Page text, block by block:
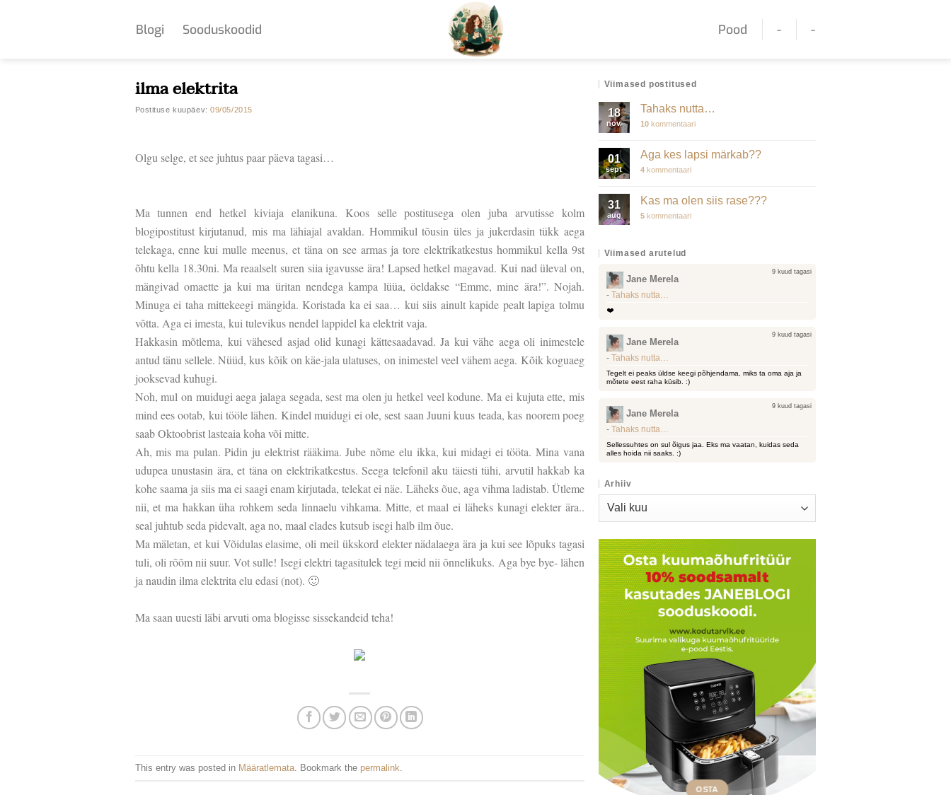
Blogi Sooduskoodid Pood - -
ilma elektrita
Postituse kuupäev:09/05/2015
Olgu selge, et see juhtus paar päeva tagasi…
Ma tunnen end hetkel kiviaja elanikuna. Koos selle postitusega olen juba arvutisse kolm
blogipostitust kirjutanud, mis ma lähiajal avaldan. Hommikul tõusin üles ja jukerdasin tükk aega
telekaga, enne kui mulle meenus, et täna on see armas ja tore elektrikatkestus hommikul kella 9st
õhtu kella 18.30ni. Ma reaalselt suren siia igavusse ära! Lapsed hetkel magavad. Kui nad üleval on,
mängivad omaette ja kui ma üritan nendega kampa lüüa, öeldakse “Emme, mine ära!”. Nojah.
Minuga ei taha mittekeegi mängida. Koristada ka ei saa… kui siis ainult kapide pealt lapiga tolmu
võtta. Aga ei imesta, kui tulevikus nendel lappidel ka elektrit vaja.
Hakkasin mõtlema, kui vähesed asjad olid kunagi kättesaadavad. Ja kui vähe aega oli inimestele
antud tänu sellele. Nüüd, kus kõik on käe-jala ulatuses, on inimestel veel vähem aega. Kõik koguaeg
jooksevad kuhugi.
Noh, mul on muidugi aega jalaga segada, sest ma olen ju hetkel veel kodune. Ma ei kujuta ette, mis
mind ees ootab, kui tööle lähen. Kindel muidugi ei ole, sest saan Juuni kuus teada, kas noorem poeg
saab Oktoobrist lasteaia koha või mitte.
Ah, mis ma pulan. Pidin ju elektrist rääkima. Jube nõme elu ikka, kui midagi ei tööta. Mina vana
udupea unustasin ära, et täna on elektrikatkestus. Seega telefonil aku täiesti tühi, arvutil hakkab ka
kohe saama ja siis ma ei saagi enam kirjutada, telekat ei näe. Läheks õue, aga vihma ladistab. Ütleme
nii, et ma hakkan üha rohkem seda linnaelu vihkama. Mitte, et maal ei läheks kunagi elekter ära..
seal juhtub seda pidevalt, aga no, maal elades kutsub isegi halb ilm õue.
Ma mäletan, et kui Võidulas elasime, oli meil ükskord elekter nädalaega ära ja kui see lõpuks tagasi
tuli, oli rõõm nii suur. Vot sulle! Isegi elektri tagasitulek tegi meid nii õnnelikuks. Aga bye bye- lähen
ja naudin ilma elektrita elu edasi (not). 🙂
Ma saan uuesti läbi arvuti oma blogisse sissekandeid teha!
This entry was posted in Määratlemata. Bookmark the permalink
Viimased postitused
18
nov.
Tahaks nutta…
10kommentaari
01
sept
Aga kes lapsi märkab??
4kommentaari
31
aug
Kas ma olen siis rase???
5kommentaari
Viimased arutelud
Jane Merela
9 kuud tagasi
- Tahaks nutta…
❤️
Jane Merela
9 kuud tagasi
- Tahaks nutta…
Tegelt ei peaks üldse keegi põhjendama, miks ta oma aja ja
mõtete eest raha küsib. :)
Jane Merela
9 kuud tagasi
- Tahaks nutta…
Sellessuhtes on sul õigus jaa. Eks ma vaatan, kuidas seda
alles hoida nii saaks. :)
Arhiiv
Arhiiv
OSTA